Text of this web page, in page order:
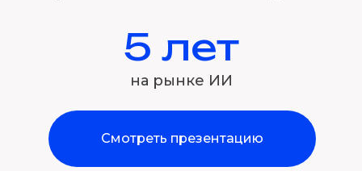
Смотреть презентацию
5 лет
на рынке ИИ